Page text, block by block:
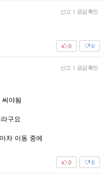
신고 | 공감 확인
0
0
신고 | 공감 확인
야됨
구요
차 이동 중에
0
0